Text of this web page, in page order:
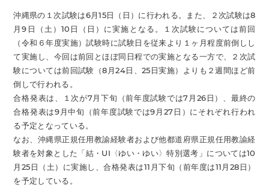
沖縄県の１次試験は6月15日（日）に行われる。また、２次試験は8
月9日（土）10日（日）に実施となる。１次試験については前回
（令和６年度実施）試験時に試験日を従来より１ヶ月程度前倒しし
て実施し、今回は前回とほぼ同日程での実施となる一方で、２次試
験については前回試験（8月24日、25日実施）よりも２週間ほど前
倒しで行われる。
合格発表は、１次が7月下旬（前年度試験では7月26日）、最終の
合格発表は9月中旬（前年度試験では9月27日）にそれぞれ行われ
る予定となっている。
なお、沖縄県正規任用教諭経験者および他都道府県正規任用教諭経
験者を対象とした「結・UI〈ゆい・ゆい〉特別選考」については10
月25日（土）に実施し、合格発表は11月下旬（前年度は11月28日）
を予定している。